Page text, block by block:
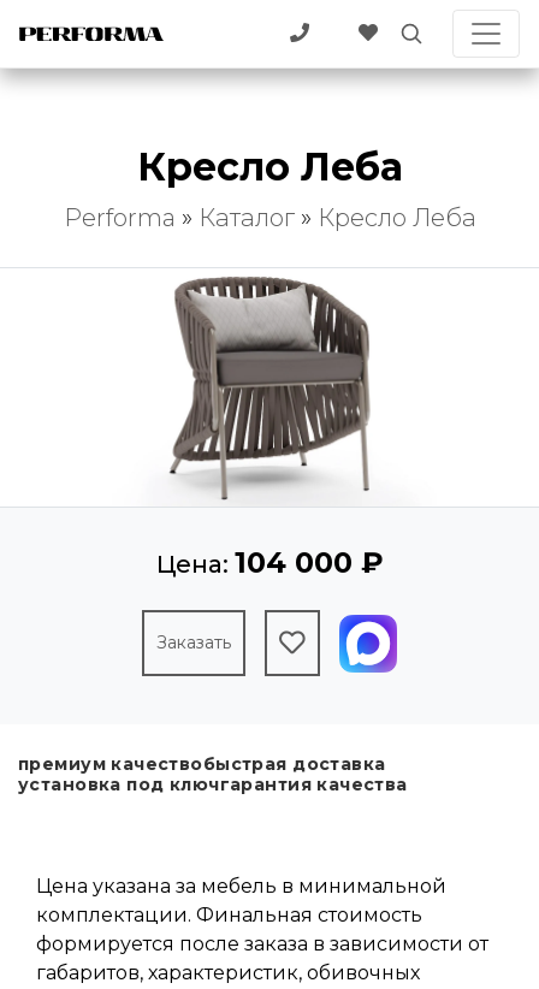
Кресло Леба
Performa » Каталог » Кресло Леба
Цена: 104 000 ₽
Заказать
премиум качествобыстрая доставка
установка под ключгарантия качества
Цена указана за мебель в минимальной
комплектации. Финальная стоимость
формируется после заказа в зависимости от
габаритов, характеристик, обивочных